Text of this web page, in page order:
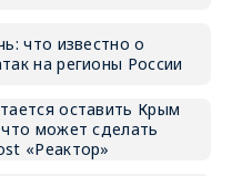
что известно о
на регионы России
оставить Крым
может сделать
«Реактор»